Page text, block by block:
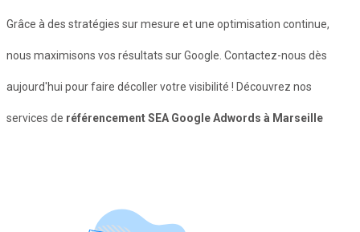
Grâce à des stratégies sur mesure et une optimisation continue,
nous maximisons vos résultats sur Google. Contactez-nous dès
aujourd'hui pour faire décoller votre visibilité ! Découvrez nos
services de référencement SEA Google Adwords à Marseille